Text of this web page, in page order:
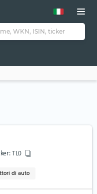
TL0
di auto